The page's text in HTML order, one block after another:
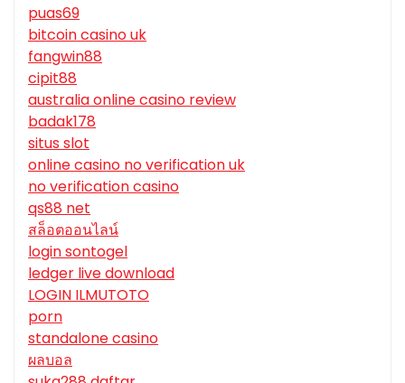
puas69
bitcoin casino uk
fangwin88
cipit88
australia online casino review
badak178
situs slot
online casino no verification uk
no verification casino
qs88 net
สล็อตออนไลน์
login sontogel
ledger live download
LOGIN ILMUTOTO
porn
standalone casino
ผลบอล